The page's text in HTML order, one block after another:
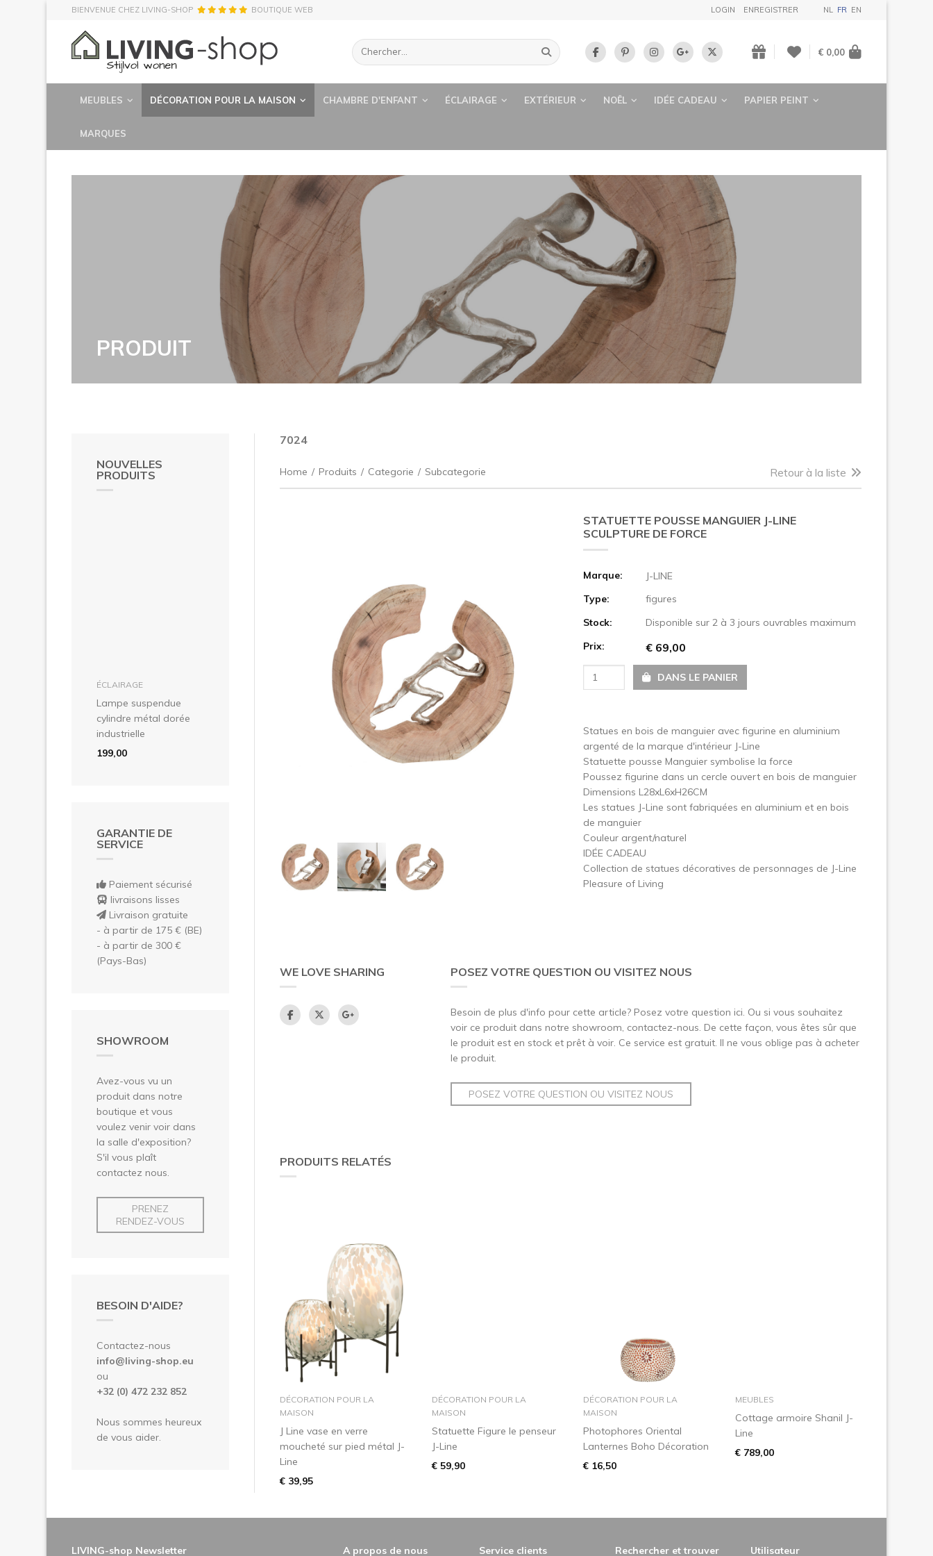
BIENVENUE CHEZ LIVING-SHOP BOUTIQUE WEB LOGIN ENREGISTRER NL FR EN
€ 0,00
MEUBLES DÉCORATION POUR LA MAISON CHAMBRE D'ENFANT ÉCLAIRAGE EXTÉRIEUR NOËL IDÉE CADEAU PAPIER PEINT
MARQUES
PRODUIT
NOUVELLES
PRODUITS
dans le panier
ÉCLAIRAGE
Lampe suspendue
cylindre métal dorée
industrielle
199,00
GARANTIE DE
SERVICE
Paiement sécurisé
livraisons lisses
Livraison gratuite
- à partir de 175 € (BE)
- à partir de 300 €
(Pays-Bas)
SHOWROOM
Avez-vous vu un
produit dans notre
boutique et vous
voulez venir voir dans
la salle d'exposition?
S'il vous plaît
contactez nous.
PRENEZ
RENDEZ-VOUS
BESOIN D'AIDE?
Contactez-nous
info@living-shop.eu
ou
+32 (0) 472 232 852
Nous sommes heureux
de vous aider.
7024
Home / Produits / Categorie / Subcategorie Retour à la liste
Précédent Suivant
STATUETTE POUSSE MANGUIER J-LINE
SCULPTURE DE FORCE
Marque:
J-LINE
Type:
figures
Stock:
Disponible sur 2 à 3 jours ouvrables maximum
Prix:
€ 69,00
DANS LE PANIER
Statues en bois de manguier avec figurine en aluminium
argenté de la marque d'intérieur J-Line
Statuette pousse Manguier symbolise la force
Poussez figurine dans un cercle ouvert en bois de manguier
Dimensions L28xL6xH26CM
Les statues J-Line sont fabriquées en aluminium et en bois
de manguier
Couleur argent/naturel
IDÉE CADEAU
Collection de statues décoratives de personnages de J-Line
Pleasure of Living
WE LOVE SHARING POSEZ VOTRE QUESTION OU VISITEZ NOUS
Besoin de plus d'info pour cette article? Posez votre question ici. Ou si vous souhaitez
voir ce produit dans notre showroom, contactez-nous. De cette façon, vous êtes sûr que
le produit est en stock et prêt à voir. Ce service est gratuit. Il ne vous oblige pas à acheter
le produit.
POSEZ VOTRE QUESTION OU VISITEZ NOUS
PRODUITS RELATÉS
dans le panier
DÉCORATION POUR LA
MAISON
J Line vase en verre
moucheté sur pied métal J-
Line
€ 39,95
dans le panier
DÉCORATION POUR LA
MAISON
Statuette Figure le penseur
J-Line
€ 59,90
dans le panier
DÉCORATION POUR LA
MAISON
Photophores Oriental
Lanternes Boho Décoration
€ 16,50
dans le panier
MEUBLES
Cottage armoire Shanil J-
Line
€ 789,00
LIVING-shop Newsletter A propos de nous Service clients Rechercher et trouver Utilisateur